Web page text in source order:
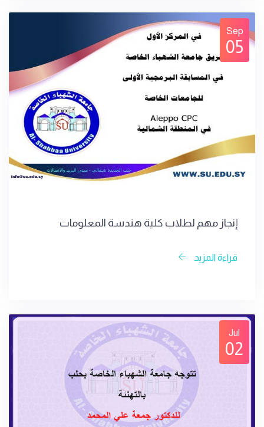
Sep
05
إنجاز مهم لطلاب كلية هندسة المعلومات
قراءة المزيد
Jul
02